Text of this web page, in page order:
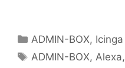
Kategorien
ADMIN-BOX,
Schlagwörter
ADMIN-BOX,Alexa,